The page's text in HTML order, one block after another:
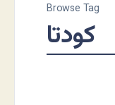
Browse Tag
کودتا